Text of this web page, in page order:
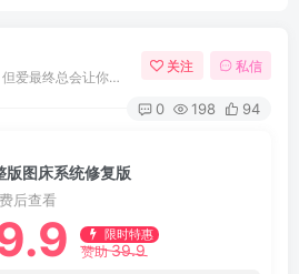
伤痛会改变一个人，但爱最终总会让你找回最初的自己
关注 私信
0 198 94
图床系统修复版
后查看
限时特惠
赞助 39.9